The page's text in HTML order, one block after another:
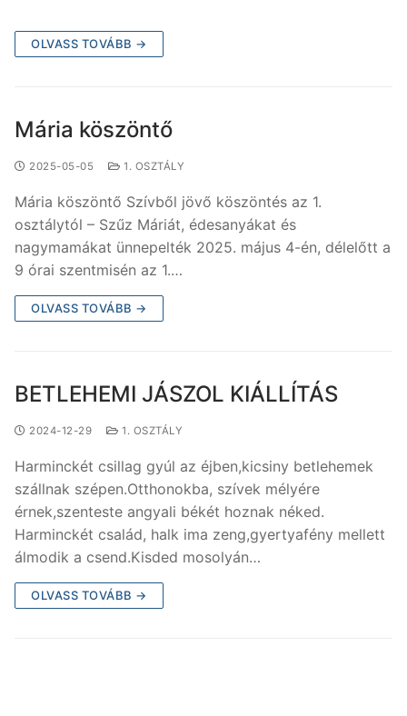
OLVASS TOVÁBB →
Mária köszöntő
2025-05-05 1. OSZTÁLY
Mária köszöntő Szívből jövő köszöntés az 1.
osztálytól – Szűz Máriát, édesanyákat és
nagymamákat ünnepelték 2025. május 4-én, délelőtt a
9 órai szentmisén az 1.…
OLVASS TOVÁBB →
BETLEHEMI JÁSZOL KIÁLLÍTÁS
2024-12-29 1. OSZTÁLY
Harminckét csillag gyúl az éjben,kicsiny betlehemek
szállnak szépen.Otthonokba, szívek mélyére
érnek,szenteste angyali békét hoznak néked.
Harminckét család, halk ima zeng,gyertyafény mellett
álmodik a csend.Kisded mosolyán…
OLVASS TOVÁBB →